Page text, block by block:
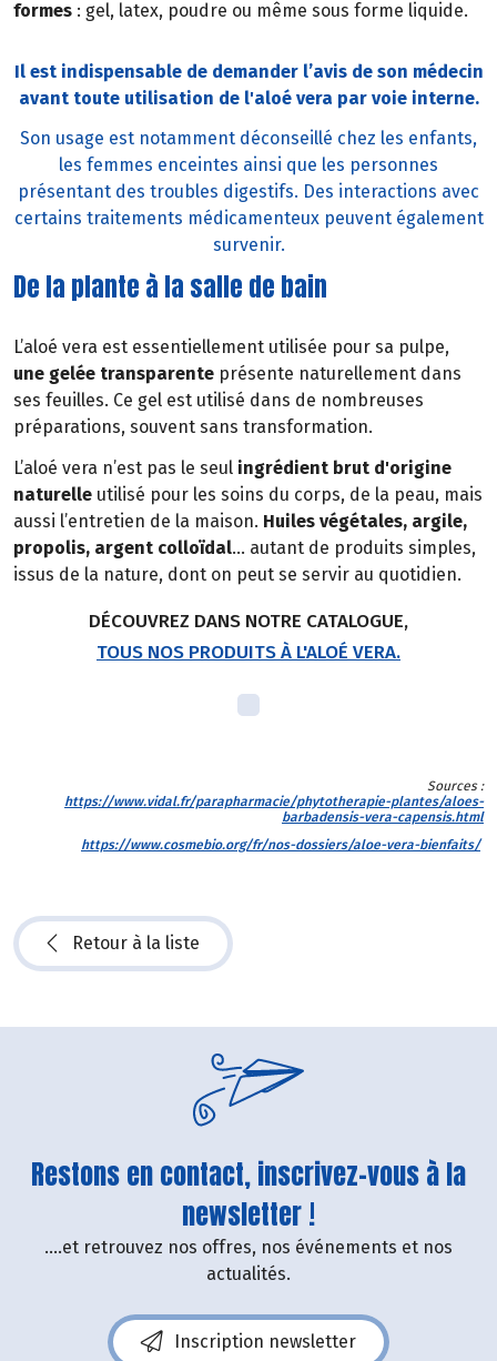
formes : gel, latex, poudre ou même sous forme liquide.
Il est indispensable de demander l’avis de son médecin
avant toute utilisation de l'aloé vera par voie interne.
Son usage est notamment déconseillé chez les enfants,
les femmes enceintes ainsi que les personnes
présentant des troubles digestifs. Des interactions avec
certains traitements médicamenteux peuvent également
survenir.
De la plante à la salle de bain
L’aloé vera est essentiellement utilisée pour sa pulpe,
une gelée transparente présente naturellement dans
ses feuilles. Ce gel est utilisé dans de nombreuses
préparations, souvent sans transformation.
L’aloé vera n’est pas le seul ingrédient brut d'origine
naturelle utilisé pour les soins du corps, de la peau, mais
aussi l’entretien de la maison. Huiles végétales, argile,
propolis, argent colloïdal… autant de produits simples,
issus de la nature, dont on peut se servir au quotidien.
DÉCOUVREZ DANS NOTRE CATALOGUE,
TOUS NOS PRODUITS À L'ALOÉ VERA.
Sources :
https://www.vidal.fr/parapharmacie/phytotherapie-plantes/aloes-
barbadensis-vera-capensis.html
https://www.cosmebio.org/fr/nos-dossiers/aloe-vera-bienfaits/
Retour à la liste
Restons en contact, inscrivez-vous à la
newsletter !
....et retrouvez nos offres, nos événements et nos
actualités.
Inscription newsletter